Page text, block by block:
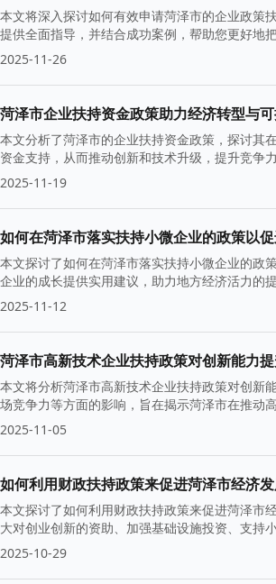
本文将深入探讨如何有效申请菏泽市的企业政策
提供全面指导，并结合成功案例，帮助您更好地
2025-11-26
菏泽市企业扶持资金政策助力经济转型与
本文分析了菏泽市的企业扶持资金政策，探讨其
资金支持，从而推动创新和技术升级，提升竞争
好的前景。
2025-11-19
如何在菏泽市落实扶持小微企业的政策以
本文探讨了如何在菏泽市落实扶持小微企业的政
企业的成长提供实用建议，助力地方经济活力的
2025-11-12
菏泽市高新技术企业扶持政策对创新能力
本文将分析菏泽市高新技术企业扶持政策对创新
场竞争力等方面的影响，旨在揭示菏泽市在推动
2025-11-05
如何利用财政扶持政策来促进菏泽市经济发
本文探讨了如何利用财政扶持政策来促进菏泽市
大对创业创新的资助、加强基础设施投资、支持
2025-10-29